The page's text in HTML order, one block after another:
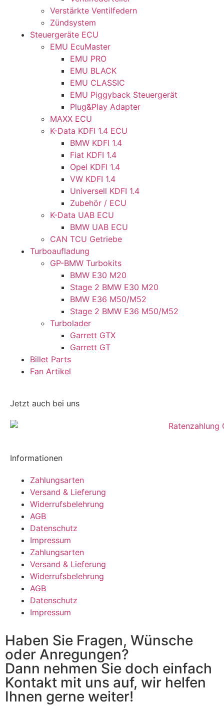
Verstärkte Ventilfedern
Zündsystem
Steuergeräte ECU
EMU EcuMaster
EMU PRO
EMU BLACK
EMU CLASSIC
EMU Piggyback Steuergerät
Plug&Play Adapter
MAXX ECU
K-Data KDFI 1.4 ECU
BMW KDFI 1.4
Fiat KDFI 1.4
Opel KDFI 1.4
VW KDFI 1.4
Universell KDFI 1.4
Zubehör / ECU
K-Data UAB ECU
BMW UAB ECU
CAN TCU Getriebe
Turboaufladung
GP-BMW Turbokits
BMW E30 M20
Stage 2 BMW E30 M20
BMW E36 M50/M52
Stage 2 BMW E36 M50/M52
Turbolader
Garrett GTX
Garrett GT
Billet Parts
Fan Artikel
Jetzt auch bei uns
Informationen
Zahlungsarten
Versand & Lieferung
Widerrufsbelehrung
AGB
Datenschutz
Impressum
Zahlungsarten
Versand & Lieferung
Widerrufsbelehrung
AGB
Datenschutz
Impressum
Haben Sie Fragen, Wünsche
oder Anregungen?
Dann nehmen Sie doch einfach
Kontakt mit uns auf, wir helfen
Ihnen gerne weiter!